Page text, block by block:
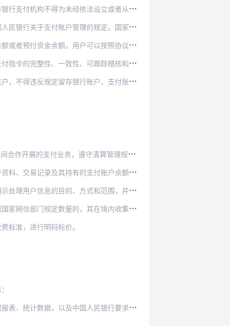
法设立或者从事非法经营活动的商户提供服务。
定。国家引导、鼓励非银行支付机构与商业银行开…
按照协议约定提取其持有的余额，但是非银行支付…
整性、一致性、可跟踪稽核和不可篡改。
反规定留存银行账户、支付账户敏感信息。
清算管理规定，不得从事或者变相从事清算业务。
账户余额或者预付资金余额，或者冻结、扣划用户…
范围，并取得用户同意，法律、行政法规另有规定…
境内收集和产生的个人信息的处理应当在境内进行…
标准，进行明码标价。
银行要求报送的与公司治理、业务运营相关的其他…